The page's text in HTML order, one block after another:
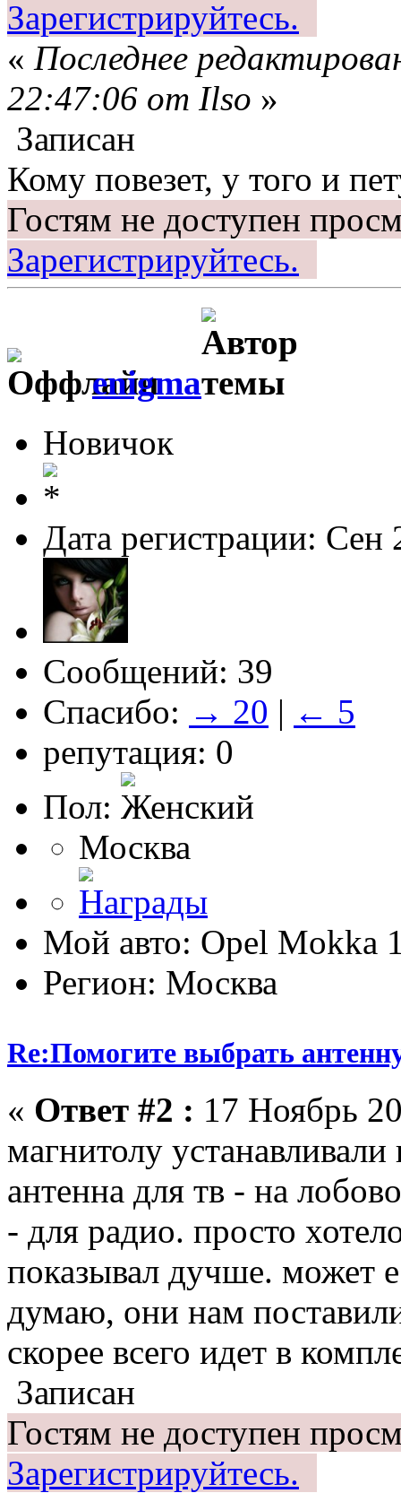
Зарегистрируйтесь.
« Последнее
22:47:06 от Ilso »
Записан
Кому повезет, у того и
Гостям не доступен
Зарегистрируйтесь.
enigma
Новичок
Дата регистрации: Сен
Сообщений: 39
Спасибо: → 20 | ← 5
репутация: 0
Пол:
Москва
Мой авто: Opel Mokka
Регион: Москва
Re:Помогите выбрать
« Ответ #2 : 17 Ноябрь
магнитолу устанавливали
антенна для тв - на
- для радио. просто
показывал дучше. может
думаю, они нам
скорее всего идет в
Записан
Гостям не доступен
Зарегистрируйтесь.